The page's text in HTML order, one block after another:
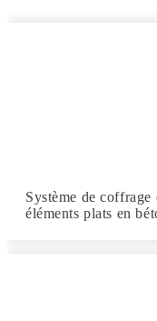
Système de
éléments plats en